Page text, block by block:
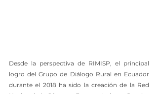
Desde la perspectiva de RIMISP, el principal
logro del Grupo de Diálogo Rural en Ecuador
durante el 2018 ha sido la creación de la Red